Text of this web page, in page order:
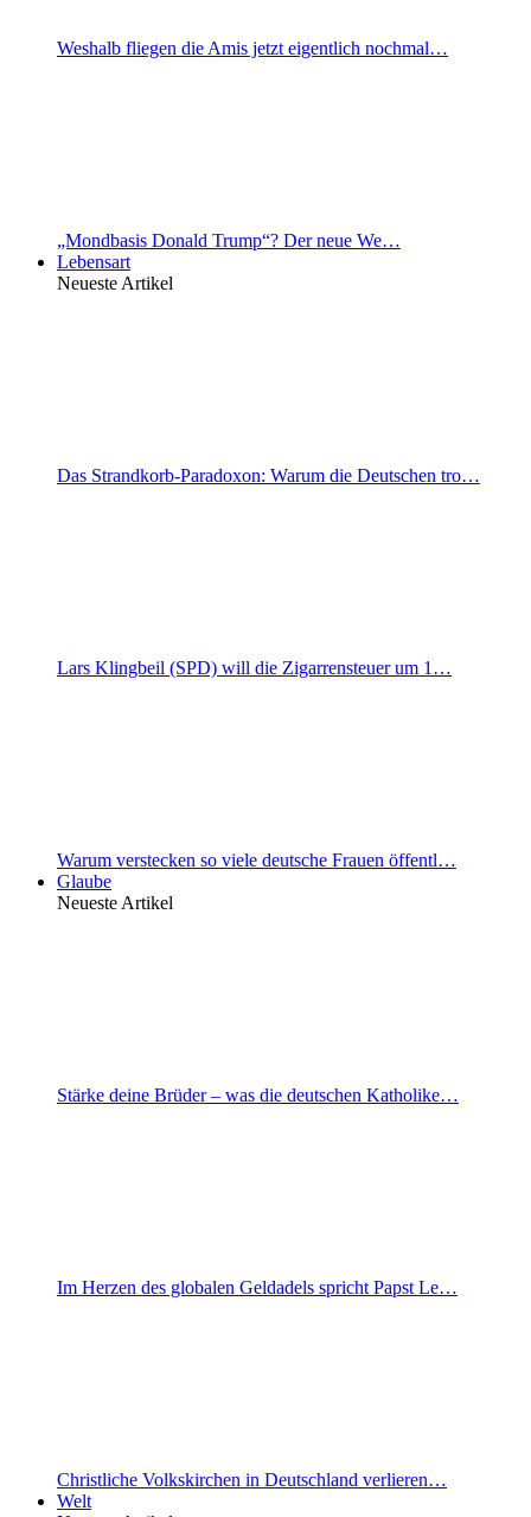
Weshalb fliegen die Amis jetzt eigentlich nochmal…
„Mondbasis Donald Trump“? Der neue We…
Lebensart
Neueste Artikel
Das Strandkorb-Paradoxon: Warum die Deutschen tro…
Lars Klingbeil (SPD) will die Zigarrensteuer um 1…
Warum verstecken so viele deutsche Frauen öffentl…
Glaube
Neueste Artikel
Stärke deine Brüder – was die deutschen Katholike…
Im Herzen des globalen Geldadels spricht Papst Le…
Christliche Volkskirchen in Deutschland verlieren…
Welt